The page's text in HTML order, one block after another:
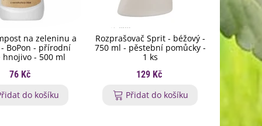
na zeleninu a
BoPon - přírodní
hnojivo - 500 ml
76 Kč
do košíku
Rozprašovač Sprit - béžový -
750 ml - pěstební pomůcky -
1 ks
129 Kč
Přidat do košíku
Symbivit